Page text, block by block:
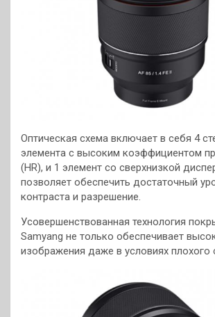
Оптическая схема включает в себя 4
элемента с высоким коэффициентом
(HR), и 1 элемент со сверхнизкой
позволяет обеспечить достаточный
контраста и разрешение.
Усовершенствованная технология
Samyang не только обеспечивает
изображения даже в условиях плохого